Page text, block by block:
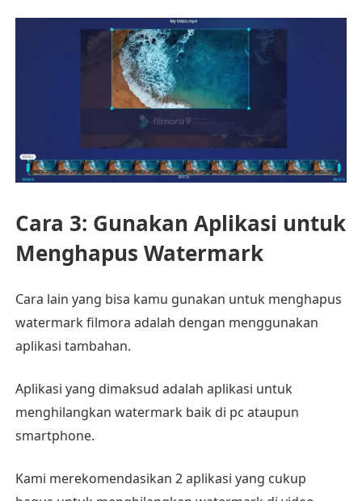
Cara 3: Gunakan Aplikasi untuk
Menghapus Watermark
Cara lain yang bisa kamu gunakan untuk menghapus
watermark filmora adalah dengan menggunakan
aplikasi tambahan.
Aplikasi yang dimaksud adalah aplikasi untuk
menghilangkan watermark baik di pc ataupun
smartphone.
Kami merekomendasikan 2 aplikasi yang cukup